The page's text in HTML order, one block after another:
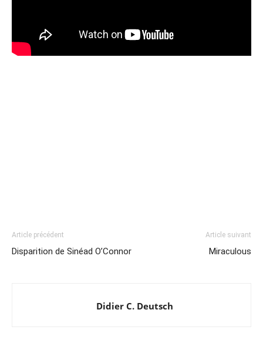
Article précédent
Disparition de Sinéad O’Connor
Article suivant
Miraculous
Didier C. Deutsch